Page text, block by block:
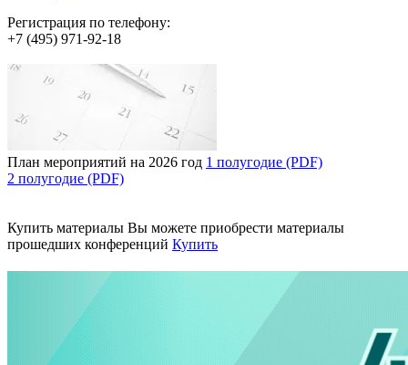
Регистрация по телефону:
+7 (495) 971-92-18
План мероприятий на 2026 год 1 полугодие (PDF)
2 полугодие (PDF)
Купить материалы Вы можете приобрести материалы
прошедших конференций Купить